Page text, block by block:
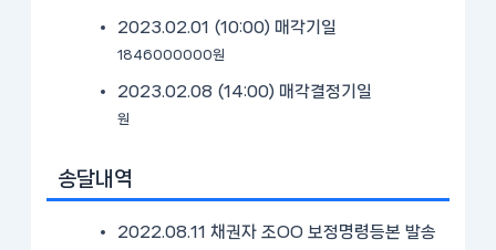
2023.02.01 (10:00) 매각기일
1846000000원
2023.02.08 (14:00) 매각결정기일
원
송달내역
2022.08.11 채권자 조OO 보정명령등본 발송